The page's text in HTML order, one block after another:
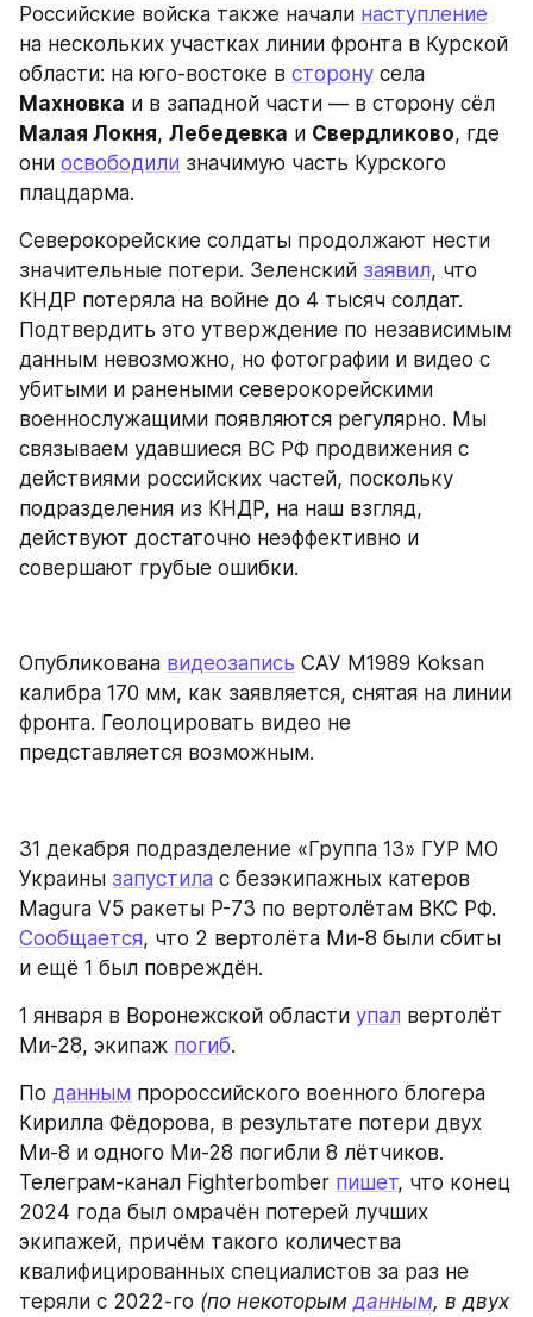
Российские войска также начали наступление
на нескольких участках линии фронта в Курской
области: на юго-востоке в сторону
Махновка
Малая Локня, Лебедевка и Свердликово, где
они освободили значимую часть Курского
плацдарма.
Северокорейские солдаты продолжают нести
значительные потери. Зеленский заявил, что
КНДР потеряла на войне до 4 тысяч солдат.
Подтвердить это утверждение по независимым
данным невозможно, но фотографии и видео с
убитыми и ранеными северокорейскими
военнослужащими появляются регулярно. Мы
связываем удавшиеся ВС РФ продвижения с
действиями российских частей, поскольку
подразделения из КНДР, на наш взгляд,
действуют достаточно неэффективно и
совершают грубые ошибки.
Опубликована видеозапись САУ M1989 Koksan
калибра 170 мм, как заявляется, снятая на линии
фронта. Геолоцировать видео не
представляется возможным.
31 декабря подразделение «Группа 13» ГУР МО
Украины запустила с безэкипажных катеров
Сообщается, что 2 вертолёта Ми-8 были сбиты
и ещё 1 был повреждён.
1 января в Воронежской области упал вертолёт
Ми-28, экипаж погиб.
По данным пророссийского военного блогера
Кирилла Фёдорова, в результате потери двух
Ми-8 и одного Ми-28 погибли 8 лётчиков.
Телеграм-канал Fighterbomber пишет, что конец
2024 года был омрачён потерей лучших
экипажей, причём такого количества
квалифицированных специалистов за раз не
теряли с 2022-го (по некоторым данным, в двух